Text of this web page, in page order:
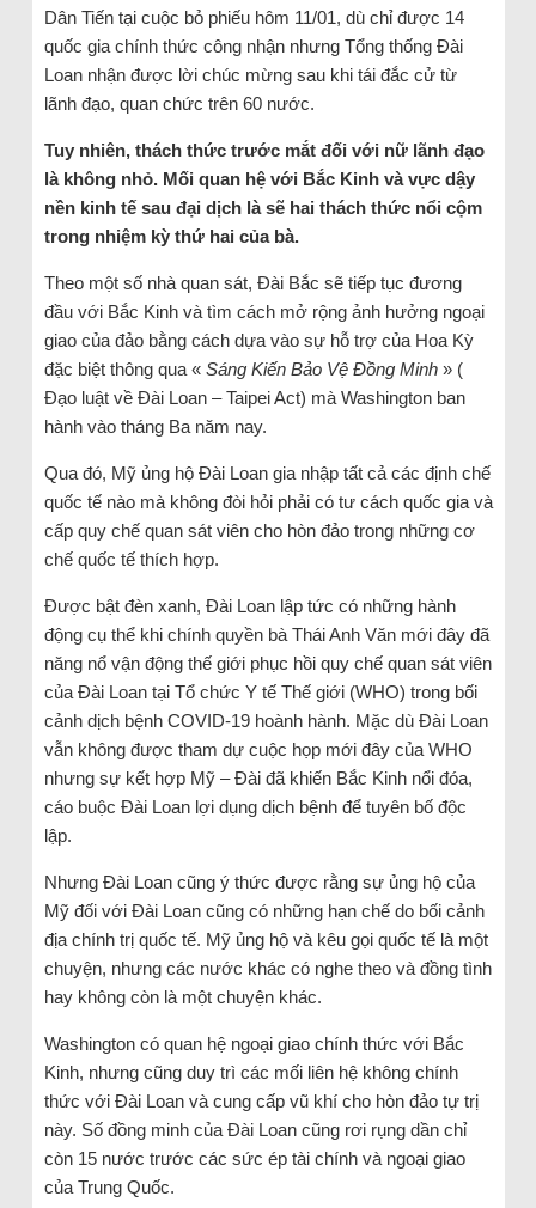
Dân Tiến tại cuộc bỏ phiếu hôm 11/01, dù chỉ được 14
quốc gia chính thức công nhận nhưng Tổng thống Đài
Loan nhận được lời chúc mừng sau khi tái đắc cử từ
lãnh đạo, quan chức trên 60 nước.
Tuy nhiên, thách thức trước mắt đối với nữ lãnh đạo
là không nhỏ. Mối quan hệ với Bắc Kinh và vực dậy
nền kinh tế sau đại dịch là sẽ hai thách thức nổi cộm
trong nhiệm kỳ thứ hai của bà.
Theo một số nhà quan sát, Đài Bắc sẽ tiếp tục đương
đầu với Bắc Kinh và tìm cách mở rộng ảnh hưởng ngoại
giao của đảo bằng cách dựa vào sự hỗ trợ của Hoa Kỳ
đặc biệt thông qua « Sáng Kiến Bảo Vệ Đồng Minh» (
Đạo luật về Đài Loan – Taipei Act) mà Washington ban
hành vào tháng Ba năm nay.
Qua đó, Mỹ ủng hộ Đài Loan gia nhập tất cả các định chế
quốc tế nào mà không đòi hỏi phải có tư cách quốc gia và
cấp quy chế quan sát viên cho hòn đảo trong những cơ
chế quốc tế thích hợp.
Được bật đèn xanh, Đài Loan lập tức có những hành
động cụ thể khi chính quyền bà Thái Anh Văn mới đây đã
năng nổ vận động thế giới phục hồi quy chế quan sát viên
của Đài Loan tại Tổ chức Y tế Thế giới (WHO) trong bối
cảnh dịch bệnh COVID-19 hoành hành. Mặc dù Đài Loan
vẫn không được tham dự cuộc họp mới đây của WHO
nhưng sự kết hợp Mỹ – Đài đã khiến Bắc Kinh nổi đóa,
cáo buộc Đài Loan lợi dụng dịch bệnh để tuyên bố độc
lập.
Nhưng Đài Loan cũng ý thức được rằng sự ủng hộ của
Mỹ đối với Đài Loan cũng có những hạn chế do bối cảnh
địa chính trị quốc tế. Mỹ ủng hộ và kêu gọi quốc tế là một
chuyện, nhưng các nước khác có nghe theo và đồng tình
hay không còn là một chuyện khác.
Washington có quan hệ ngoại giao chính thức với Bắc
Kinh, nhưng cũng duy trì các mối liên hệ không chính
thức với Đài Loan và cung cấp vũ khí cho hòn đảo tự trị
này. Số đồng minh của Đài Loan cũng rơi rụng dần chỉ
còn 15 nước trước các sức ép tài chính và ngoại giao
của Trung Quốc.